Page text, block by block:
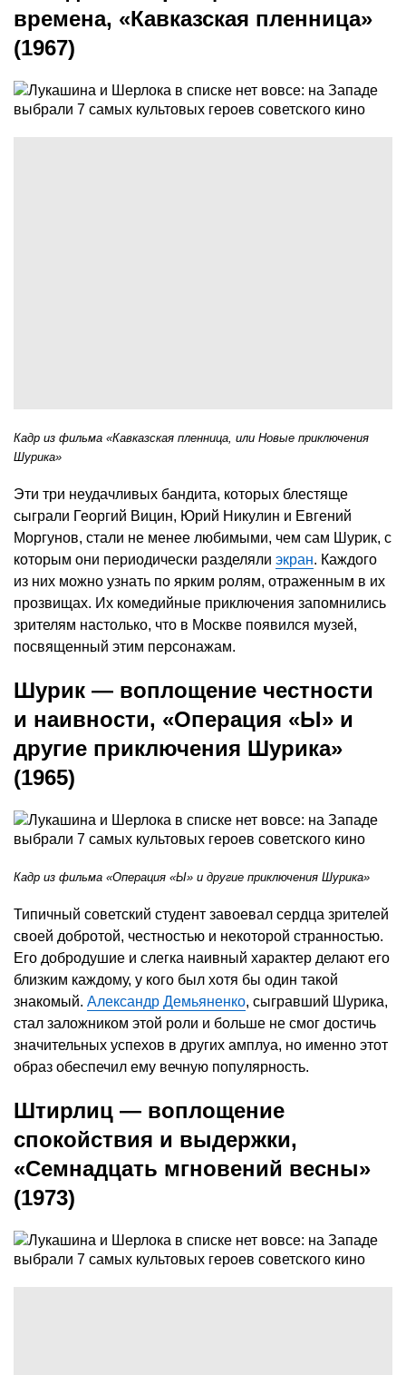
времена, «Кавказская пленница»
(1967)
Кадр из фильма «Кавказская пленница, или Новые приключения
Шурика»
Эти три неудачливых бандита, которых блестяще
сыграли Георгий Вицин, Юрий Никулин и Евгений
Моргунов, стали не менее любимыми, чем сам Шурик, с
которым они периодически разделяли экран. Каждого
из них можно узнать по ярким ролям, отраженным в их
прозвищах. Их комедийные приключения запомнились
зрителям настолько, что в Москве появился музей,
посвященный этим персонажам.
Шурик — воплощение честности
и наивности, «Операция «Ы» и
другие приключения Шурика»
(1965)
Кадр из фильма «Операция «Ы» и другие приключения Шурика»
Типичный советский студент завоевал сердца зрителей
своей добротой, честностью и некоторой странностью.
Его добродушие и слегка наивный характер делают его
близким каждому, у кого был хотя бы один такой
знакомый. Александр Демьяненко, сыгравший Шурика,
стал заложником этой роли и больше не смог достичь
значительных успехов в других амплуа, но именно этот
образ обеспечил ему вечную популярность.
Штирлиц — воплощение
спокойствия и выдержки,
«Семнадцать мгновений весны»
(1973)